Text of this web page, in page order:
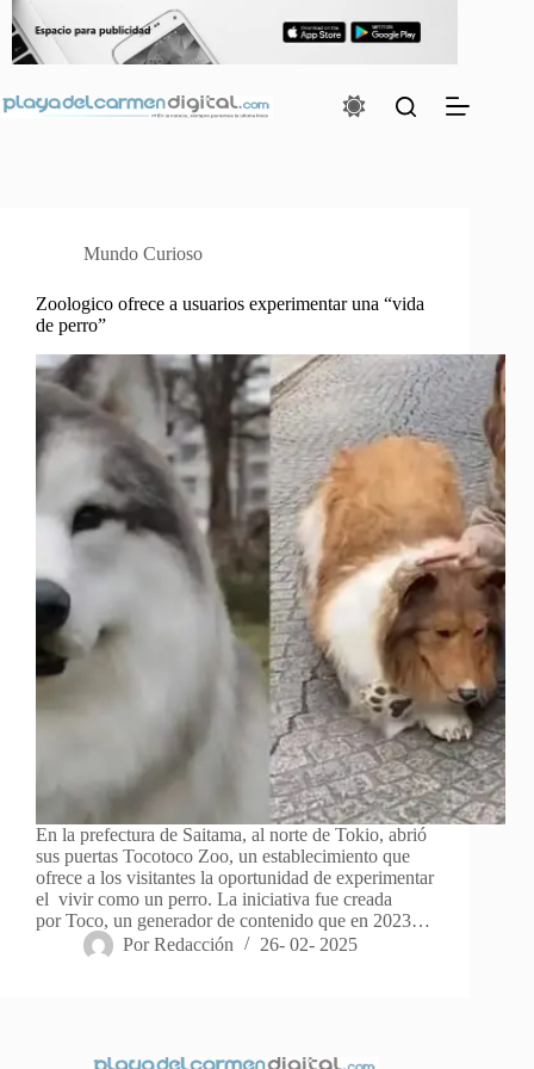
contenido
Mundo Curioso
Zoologico ofrece a usuarios experimentar una “vida
de perro”
En la prefectura de Saitama, al norte de Tokio, abrió
sus puertas Tocotoco Zoo, un establecimiento que
ofrece a los visitantes la oportunidad de experimentar
el vivir como un perro. La iniciativa fue creada
por Toco, un generador de contenido que en 2023…
Por Redacción 26- 02- 2025